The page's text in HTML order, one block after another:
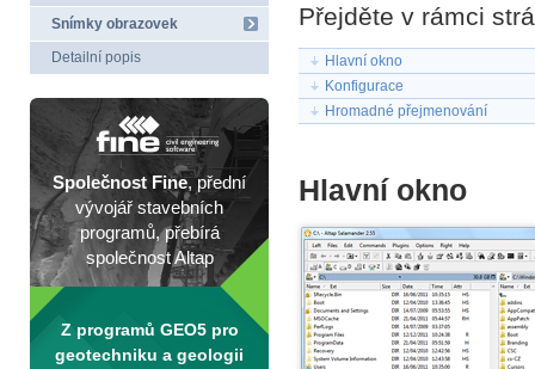
Přejděte v rámci
Hlavní okno
Konfigurace
Hromadné přejmenování
Hlavní okno
Snímky obrazovek
Detailní popis
Společnost Fine, přední
vývojář stavebních
programů, přebírá
společnost Altap
Z programů GEO5 pro
geotechniku a geologii